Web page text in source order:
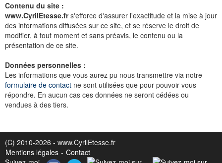
Contenu du site :
www.CyrilEtesse.frs'efforce d'assurer l'exactitude et la mise à jour
des informations diffusées sur ce site, et se réserve le droit de
modifier, à tout moment et sans préavis, le contenu ou la
présentation de ce site.
Données personnelles :
Les informations que vous aurez pu nous transmettre via notre
formulaire de contact ne sont utilisées que pour pouvoir vous
répondre. En aucun cas ces données ne seront cédées ou
vendues à des tiers.
(C) 2010-2026 - www.CyrilEtesse.fr
Mentions légales - Contact